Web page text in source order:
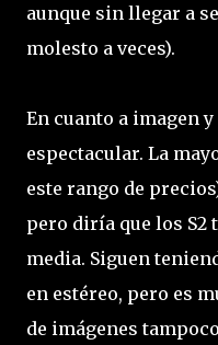
aunque sin llegar a
molesto a veces).
En cuanto a imagen
espectacular. La
este rango de
pero diría que los S2
media. Siguen
en estéreo, pero es
de imágenes